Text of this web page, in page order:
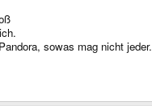
sowas mag nicht jeder.